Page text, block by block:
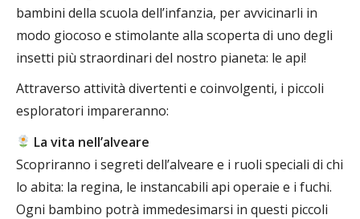
bambini della scuola dell’infanzia, per avvicinarli in
modo giocoso e stimolante alla scoperta di uno degli
insetti più straordinari del nostro pianeta: le api!
Attraverso attività divertenti e coinvolgenti, i piccoli
esploratori impareranno:
La vita nell’alveare
Scopriranno i segreti dell’alveare e i ruoli speciali di chi
lo abita: la regina, le instancabili api operaie e i fuchi.
Ogni bambino potrà immedesimarsi in questi piccoli